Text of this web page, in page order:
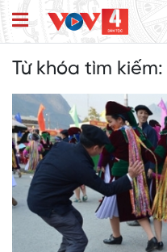
Từ khóa tìm kiếm: